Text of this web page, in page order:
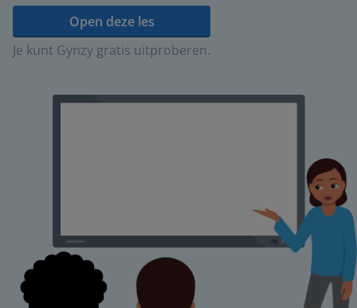
Open deze les
Je kunt Gynzy gratis uitproberen.